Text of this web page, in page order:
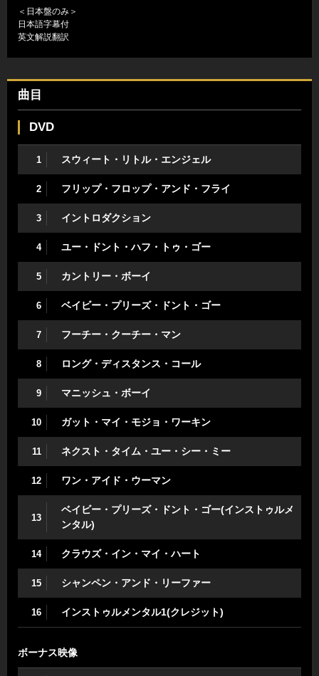
＜日本盤のみ＞
日本語字幕付
英文解説翻訳
曲目
DVD
1 スウィート・リトル・エンジェル
2 フリップ・フロップ・アンド・フライ
3 イントロダクション
4 ユー・ドント・ハフ・トゥ・ゴー
5 カントリー・ボーイ
6 ベイビー・プリーズ・ドント・ゴー
7 フーチー・クーチー・マン
8 ロング・ディスタンス・コール
9 マニッシュ・ボーイ
10 ガット・マイ・モジョ・ワーキン
11 ネクスト・タイム・ユー・シー・ミー
12 ワン・アイド・ウーマン
13
ベイビー・プリーズ・ドント・ゴー(インストゥルメ
ンタル)
14 クラウズ・イン・マイ・ハート
15 シャンペン・アンド・リーファー
16 インストゥルメンタル1(クレジット)
ボーナス映像